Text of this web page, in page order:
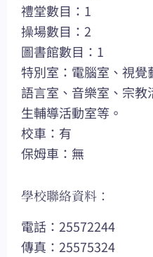
禮堂數目：1
操場數目：2
圖書館數目：1
特別室：電腦室、視覺
語言室、音樂室、宗
生輔導活動室等。
校車：有
保姆車：無
學校聯絡資料：
電話：25572244
傳真：25575324